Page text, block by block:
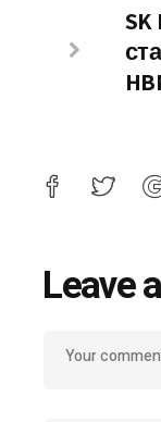
SK
Leave